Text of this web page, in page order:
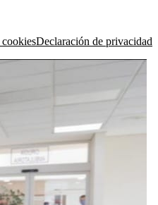
Declaración de privacidad